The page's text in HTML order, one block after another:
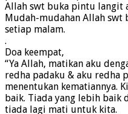
Allah swt buka pintu langit
Mudah-mudahan Allah
setiap malam.
.
Doa keempat,
“Ya Allah, matikan aku
redha padaku & aku redha
menentukan kematiannya.
baik. Tiada yang lebih baik
tiada lagi mati untuk kita.